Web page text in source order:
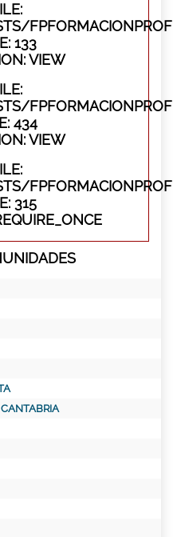
133
VIEW
434
VIEW
315